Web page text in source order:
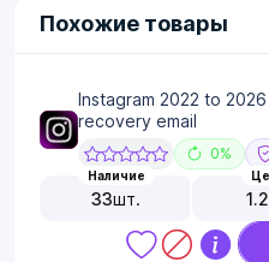
Похожие товары
Instagram 2022 to
recovery email
0%
Наличие
33шт.